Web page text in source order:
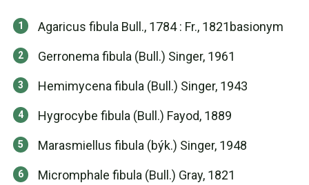
Agaricus fibula Bull., 1784 : Fr., 1821basionym
Gerronema fibula (Bull.) Singer, 1961
Hemimycena fibula (Bull.) Singer, 1943
Hygrocybe fibula (Bull.) Fayod, 1889
Marasmiellus fibula (býk.) Singer, 1948
Micromphale fibula (Bull.) Gray, 1821